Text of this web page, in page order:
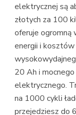
elektrycznej są
złotych za 100
oferuje ogromną
energii i kosztów
20 Ah i
elektrycznego.
na 1000 cykli
przejedziesz do